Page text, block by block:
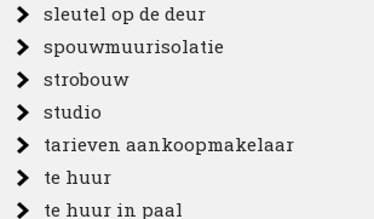
sleutel op de deur
spouwmuurisolatie
strobouw
studio
tarieven aankoopmakelaar
te huur
te huur in paal